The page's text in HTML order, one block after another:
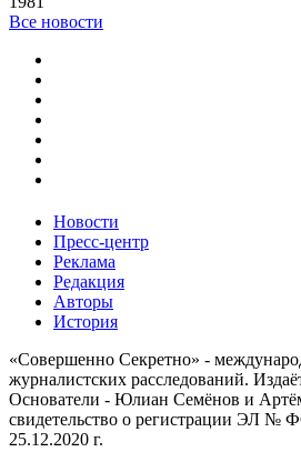
Все новости
Новости
Пресс-центр
Реклама
Редакция
Авторы
История
«Совершенно Секретно» -
журналистских расследований.
Основатели - Юлиан Семёнов и
свидетельство о регистрации ЭЛ №
25.12.2020 г.